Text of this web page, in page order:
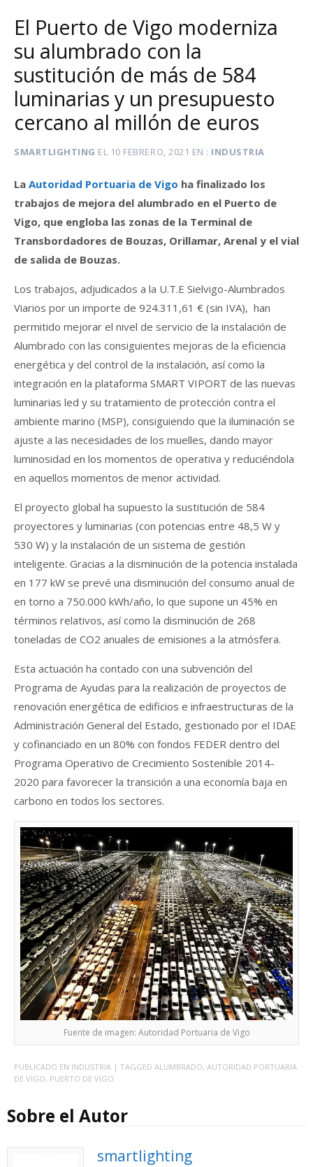
El Puerto de Vigo moderniza
su alumbrado con la
sustitución de más de 584
luminarias y un presupuesto
cercano al millón de euros
SMARTLIGHTING EL 10 FEBRERO, 2021 EN INDUSTRIA
La Autoridad Portuaria de Vigo ha finalizado los
trabajos de mejora del alumbrado en el Puerto de
Vigo, que engloba las zonas de la Terminal de
Transbordadores de Bouzas, Orillamar, Arenal y el vial
de salida de Bouzas.
Los trabajos, adjudicados a la U.T.E Sielvigo-Alumbrados
Viarios por un importe de 924.311,61 € (sin IVA), han
permitido mejorar el nivel de servicio de la instalación de
Alumbrado con las consiguientes mejoras de la eficiencia
energética y del control de la instalación, así como la
integración en la plataforma SMART VIPORT de las nuevas
luminarias led y su tratamiento de protección contra el
ambiente marino (MSP), consiguiendo que la iluminación se
ajuste a las necesidades de los muelles, dando mayor
luminosidad en los momentos de operativa y reduciéndola
en aquellos momentos de menor actividad.
El proyecto global ha supuesto la sustitución de 584
proyectores y luminarias (con potencias entre 48,5 W y
530 W) y la instalación de un sistema de gestión
inteligente. Gracias a la disminución de la potencia instalada
en 177 kW se prevé una disminución del consumo anual de
en torno a 750.000 kWh/año, lo que supone un 45% en
términos relativos, así como la disminución de 268
toneladas de CO2 anuales de emisiones a la atmósfera.
Esta actuación ha contado con una subvención del
Programa de Ayudas para la realización de proyectos de
renovación energética de edificios e infraestructuras de la
Administración General del Estado, gestionado por el IDAE
y cofinanciado en un 80% con fondos FEDER dentro del
Programa Operativo de Crecimiento Sostenible 2014-
2020 para favorecer la transición a una economía baja en
carbono en todos los sectores.
Fuente de imagen: Autoridad Portuaria de Vigo
PUBLICADO EN INDUSTRIA | TAGGED ALUMBRADO, AUTORIDAD PORTUARIA
DE VIGO, PUERTO DE VIGO
Sobre el Autor
smartlighting